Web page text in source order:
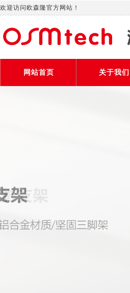
欢迎访问欧森隆官方网站！
网站首页 关于我们